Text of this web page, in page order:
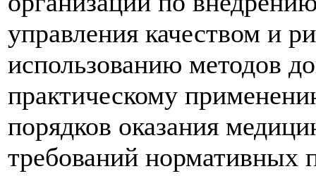
управления качеством и
использованию методов
практическому
порядков оказания
требований нормативных